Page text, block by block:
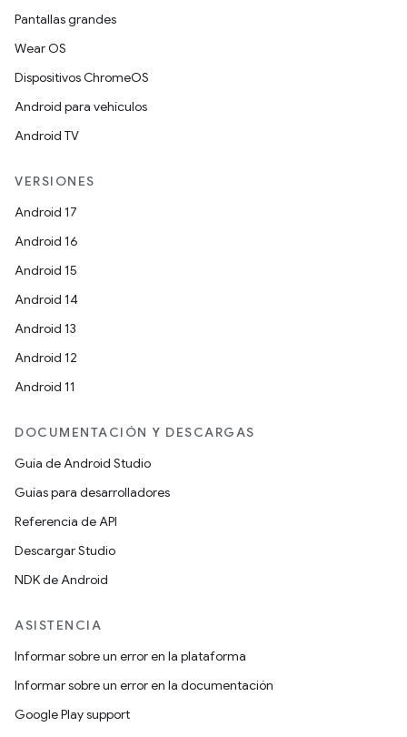
Pantallas grandes
Wear OS
Dispositivos ChromeOS
Android para vehículos
Android TV
VERSIONES
Android 17
Android 16
Android 15
Android 14
Android 13
Android 12
Android 11
DOCUMENTACIÓN Y DESCARGAS
Guía de Android Studio
Guías para desarrolladores
Referencia de API
Descargar Studio
NDK de Android
ASISTENCIA
Informar sobre un error en la plataforma
Informar sobre un error en la documentación
Google Play support